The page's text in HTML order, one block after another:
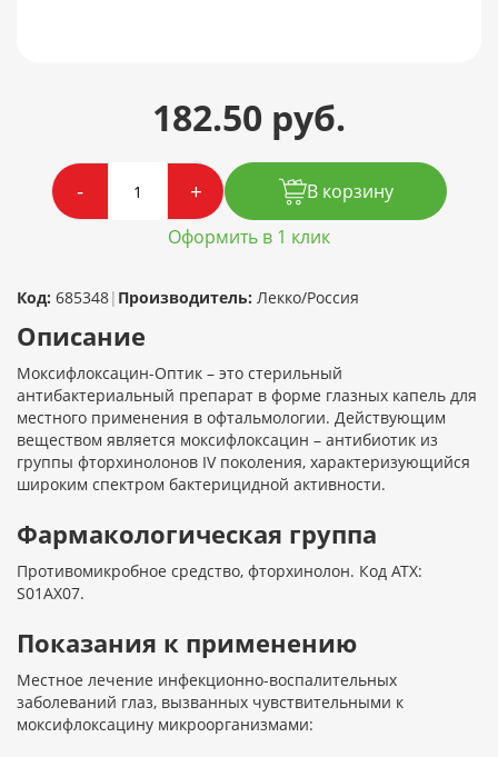
182.50 руб.
- +
В корзину
Оформить в 1 клик
Код: 685348| Производитель: Лекко/Россия
Описание
Моксифлоксацин-Оптик – это стерильный
антибактериальный препарат в форме глазных капель для
местного применения в офтальмологии. Действующим
веществом является моксифлоксацин – антибиотик из
группы фторхинолонов IV поколения, характеризующийся
широким спектром бактерицидной активности.
Фармакологическая группа
Противомикробное средство, фторхинолон. Код АТХ:
S01AX07.
Показания к применению
Местное лечение инфекционно-воспалительных
заболеваний глаз, вызванных чувствительными к
моксифлоксацину микроорганизмами: